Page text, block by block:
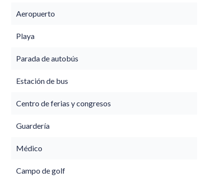
Aeropuerto
Playa
Parada de autobús
Estación de bus
Centro de ferias y congresos
Guardería
Médico
Campo de golf